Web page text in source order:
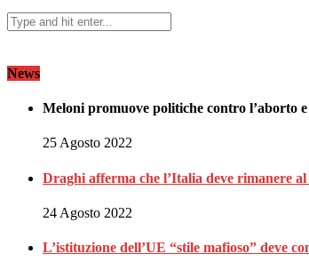
News
Meloni promuove politiche contro l’aborto
25 Agosto 2022
Draghi afferma che l’Italia deve rimanere
24 Agosto 2022
L’istituzione dell’UE “stile mafioso” deve